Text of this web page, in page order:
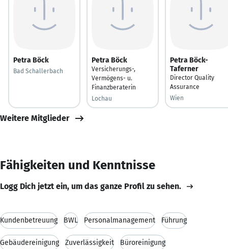
Petra Böck
Bad Schallerbach
Petra Böck
Versicherungs-,
Vermögens- u.
Finanzberaterin
Lochau
Petra Böck-
Taferner
Director Quality
Assurance
Wien
Weitere Mitglieder
Fähigkeiten und Kenntnisse
Logg Dich jetzt ein, um das ganze Profil zu sehen.
Kundenbetreuung BWL Personalmanagement Führung
Gebäudereinigung Zuverlässigkeit Büroreinigung